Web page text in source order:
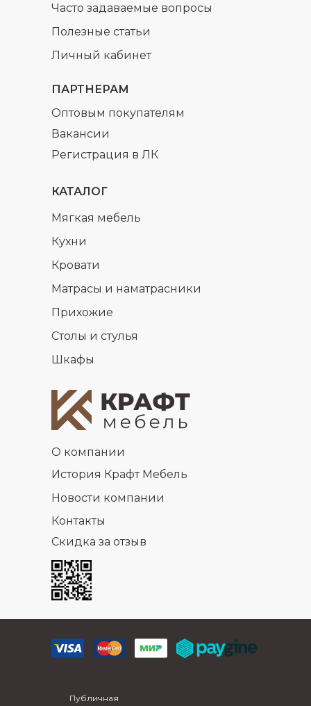
ПАРТНЕРАМ
Регистрация в ЛК
Оптовым покупателям
Вакансии
КАТАЛОГ
Кухни
Мягкая мебель
Кровати
Матрасы и наматрасники
Прихожие
Столы и стулья
Шкафы
Часто задаваемые вопросы
Полезные статьи
Личный кабинет
О компании
История Крафт Мебель
Новости компании
Контакты
Скидка за отзыв
Публичная